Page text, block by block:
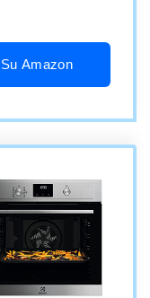
Amazon